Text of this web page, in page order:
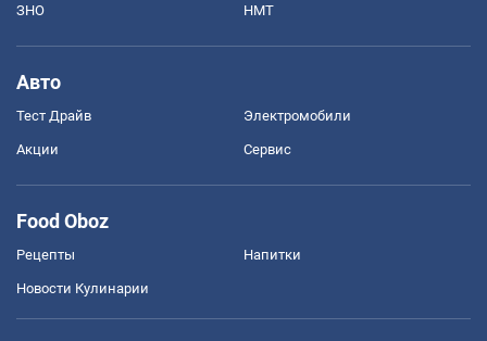
ЗНО НМТ
Авто
Тест Драйв Электромобили
Акции Сервис
Food Oboz
Рецепты Напитки
Новости Кулинарии